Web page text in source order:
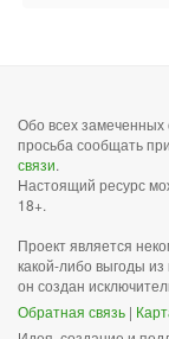
Обо всех замеченных
просьба сообщать
связи.
Настоящий ресурс
18+.
Проект является
какой-либо выгоды
он создан
Обратная связь |